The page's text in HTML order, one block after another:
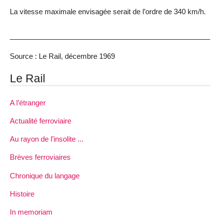
La vitesse maximale envisagée serait de l’ordre de 340 km/h.
Source : Le Rail, décembre 1969
Le Rail
A l’étranger
Actualité ferroviaire
Au rayon de l’insolite ...
Brèves ferroviaires
Chronique du langage
Histoire
In memoriam